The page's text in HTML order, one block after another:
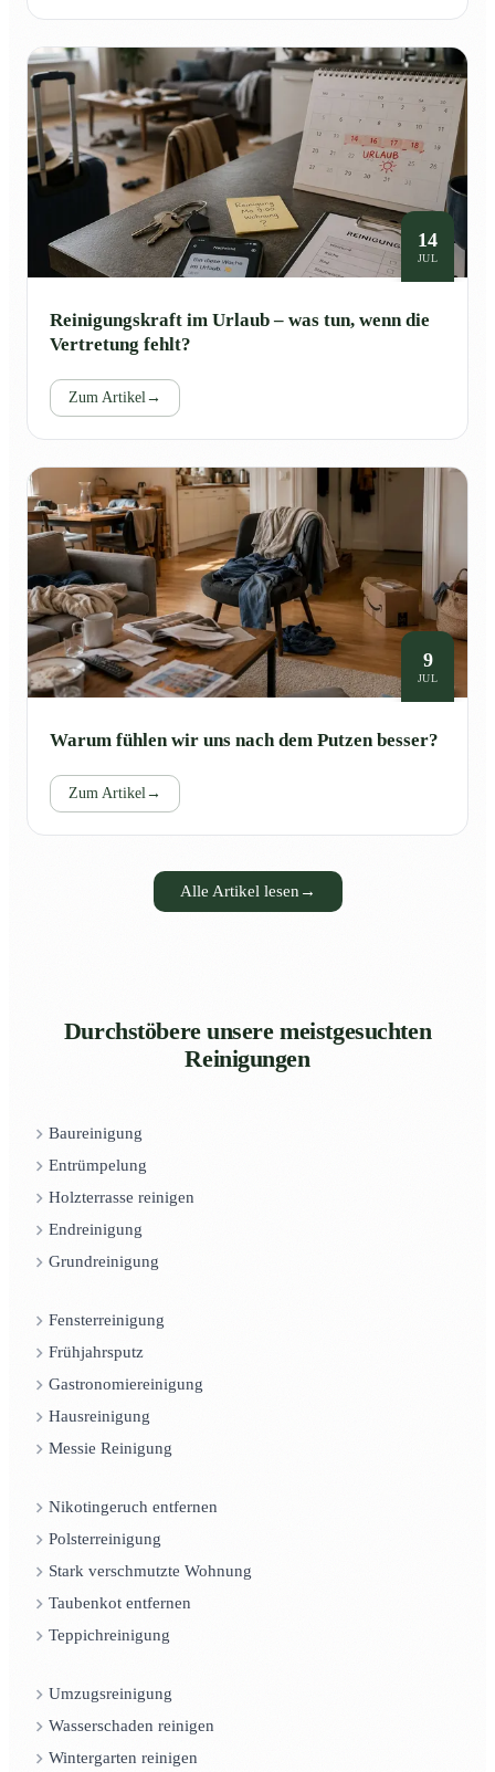
14
JUL
Reinigungskraft im Urlaub – was tun, wenn die
Vertretung fehlt?
Zum Artikel→
9
JUL
Warum fühlen wir uns nach dem Putzen besser?
Zum Artikel→
Alle Artikel lesen →
Durchstöbere unsere meistgesuchten
Reinigungen
Baureinigung
Entrümpelung
Holzterrasse reinigen
Endreinigung
Grundreinigung
Fensterreinigung
Frühjahrsputz
Gastronomiereinigung
Hausreinigung
Messie Reinigung
Nikotingeruch entfernen
Polsterreinigung
Stark verschmutzte Wohnung
Taubenkot entfernen
Teppichreinigung
Umzugsreinigung
Wasserschaden reinigen
Wintergarten reinigen